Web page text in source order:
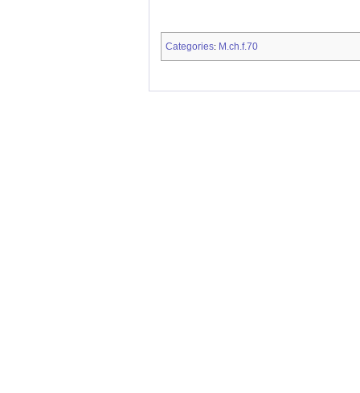
Categories: M.ch.f.70